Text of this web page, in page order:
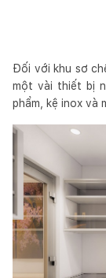
Đối với khu sơ
một vài thiết bị
phẩm, kệ inox và